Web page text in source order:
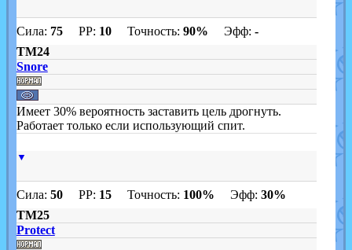
Сила: 75PP: 10Точность: 90% Эфф: -
TM24
Snore
Имеет 30% вероятность заставить цель дрогнуть.
Работает только если использующий спит.
▼
Сила: 50PP: 15Точность: 100% Эфф: 30%
TM25
Protect